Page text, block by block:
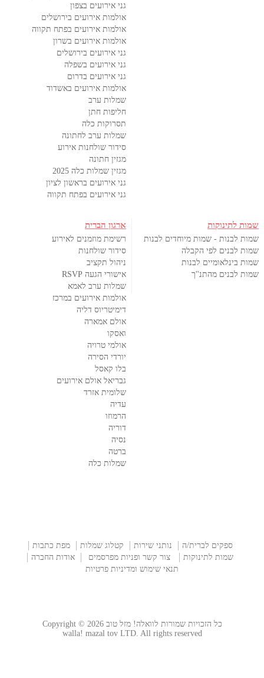
גני אירועים בצפון
אולמות אירועים בירושלים
אולמות אירועים בפתח תקווה
אולמות אירועים בשרון
גני אירועים בירושלים
גני אירועים בשפלה
גני אירועים בדרום
אולמות אירועים באשדוד
שמלות ערב
חליפות חתן
תסרוקות כלה
שמלות ערב לחתונה
סידור שולחנות אירוע
מגזין חתונה
מגזין שמלות כלה 2025
גני אירועים בראשון לציון
גני אירועים בפתח תקווה
שמות לתינוקות
שמות לבנות - שמות מיוחדים לבנות
שמות לבנים לפי הקבלה
שמות בינלאומיים לבנות
שמות לבנים מהתנ''ך
ארגון הברית
רשימת מוזמנים לאירוע
סידור שולחנות
ניהול תקציב
אישורי הגעה RSVP
שמלות ערב לאמא
אולמות אירועים במרכז
דימיטריוס דליה
אולם אמארה
ואסקו
אולמי טרויה
יורדי הסירה
בלו קאסל
גבריאל אולם אירועים
שלומית אזרד
עדיה
הרמוזו
דוריה
נסיה
ברטה
שמלות כלה
ספקים לברית/ה נותני שירות קטלוג שמלות
מפת כתבות
שמות לתינוקות
צור קשר ופניות מפרסמים
אודות החברה
תנאי שימוש ומדיניות פרטיות
כל הזכויות שמורות לוואלה! מזל טוב Copyright © 2026
walla! mazal tov LTD. All rights reserved